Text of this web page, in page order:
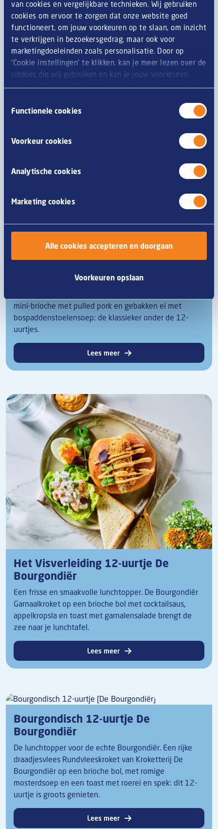
van cookies en vergelijkbare technieken. Wij gebruiken
cookies om ervoor te zorgen dat onze website goed
functioneert, om jouw voorkeuren op te slaan, om inzicht
te verkrijgen in bezoekersgedrag, maar ook voor
marketingdoeleinden zoals personalisatie. Door op
‘Cookie instellingen’ te klikken, kan je meer lezen over de
cookies die wij gebruiken en kan je jouw voorkeuren
opslaan. Door op ‘Alle cookies accepteren en doorgaan’
cookies zoals omschreven in onze
Functionele cookies
Voorkeur cookies
Analytische cookies
Marketing cookies
Alle cookies accepteren en doorgaan
Voorkeuren opslaan
karakter. De Van Dobben Vegan croquet met
eierpannenkoek, gebakken groenten, mosterdsaus en
preisoep.
Lees meer
Vertrouwd en vol karakter. De iconische Van Dobben
mini-brioche met pulled pork en gebakken ei met
bospaddenstoelensoep: de klassieker onder de 12-
uurtjes.
Lees meer
Het Visverleiding 12-uurtje De
Bourgondiër
Een frisse en smaakvolle lunchtopper. De Bourgondiër
Garnaalkroket op een brioche bol met cocktailsaus,
appelkropsla en toast met garnalensalade brengt de
zee naar je lunchtafel.
Lees meer
Bourgondisch 12-uurtje De
Bourgondiër
De lunchtopper voor de echte Bourgondiër. Een rijke
draadjesvlees Rundvleeskroket van Kroketterij De
Bourgondiër op een brioche bol, met romige
mosterdsoep en een toast met roerei en spek: dit 12-
uurtje is groots genieten.
Lees meer